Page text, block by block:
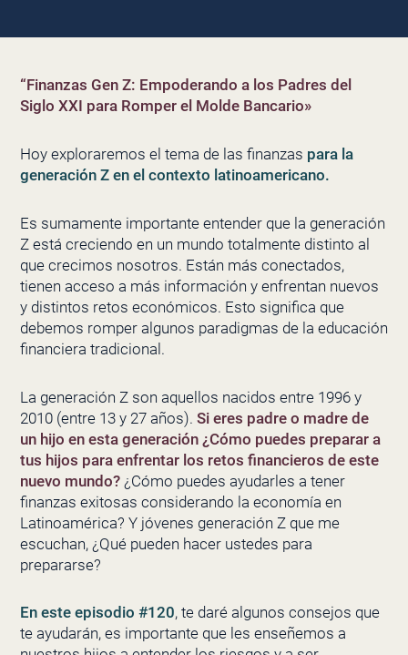
“Finanzas Gen Z: Empoderando a los Padres del
Siglo XXI para Romper el Molde Bancario»
Hoy exploraremos el tema de las finanzas para la
generación Z en el contexto latinoamericano.
Es sumamente importante entender que la generación
Z está creciendo en un mundo totalmente distinto al
que crecimos nosotros. Están más conectados,
tienen acceso a más información y enfrentan nuevos
y distintos retos económicos. Esto significa que
debemos romper algunos paradigmas de la educación
financiera tradicional.
La generación Z son aquellos nacidos entre 1996 y
2010 (entre 13 y 27 años). Si eres padre o madre de
un hijo en esta generación ¿Cómo puedes preparar a
tus hijos para enfrentar los retos financieros de este
nuevo mundo?¿Cómo puedes ayudarles a tener
finanzas exitosas considerando la economía en
Latinoamérica? Y jóvenes generación Z que me
escuchan, ¿Qué pueden hacer ustedes para
prepararse?
En este episodio #120, te daré algunos consejos que
te ayudarán, es importante que les enseñemos a